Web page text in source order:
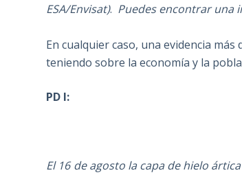
ESA/Envisat). Puedes encontrar una
En cualquier caso, una evidencia más
teniendo sobre la economía y la
PD I:
El 16 de agosto la capa de hielo